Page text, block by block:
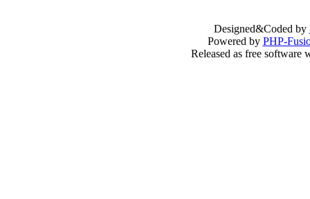
Designed&Coded by
Powered by PHP-
Released as free